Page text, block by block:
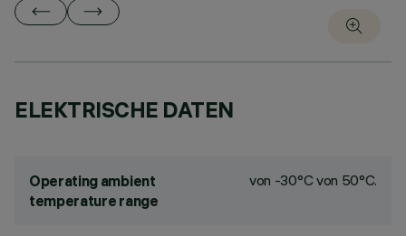
ELEKTRISCHE DATEN
Operating ambient
temperature range
von -30°C von 50°C.